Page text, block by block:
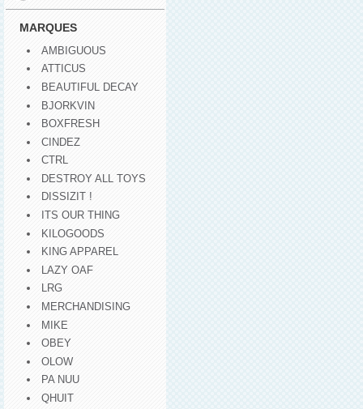
MARQUES
AMBIGUOUS
ATTICUS
BEAUTIFUL DECAY
BJORKVIN
BOXFRESH
CINDEZ
CTRL
DESTROY ALL TOYS
DISSIZIT !
ITS OUR THING
KILOGOODS
KING APPAREL
LAZY OAF
LRG
MERCHANDISING
MIKE
OBEY
OLOW
PA NUU
QHUIT